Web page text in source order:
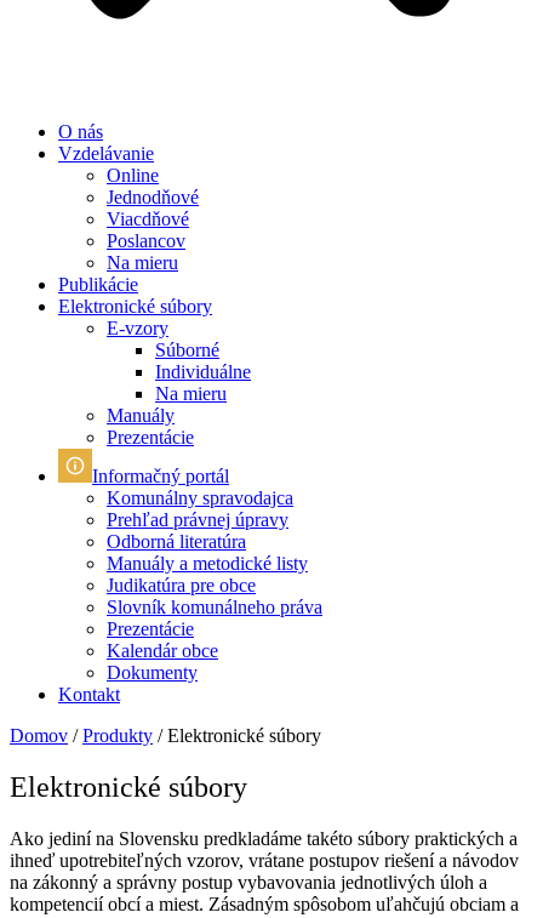
O nás
Vzdelávanie
Online
Jednodňové
Viacdňové
Poslancov
Na mieru
Publikácie
Elektronické súbory
E-vzory
Súborné
Individuálne
Na mieru
Manuály
Prezentácie
Informačný portál
Komunálny spravodajca
Prehľad právnej úpravy
Odborná literatúra
Manuály a metodické listy
Judikatúra pre obce
Slovník komunálneho práva
Prezentácie
Kalendár obce
Dokumenty
Kontakt
Domov /Produkty / Elektronické súbory
Elektronické súbory
Ako jediní na Slovensku predkladáme takéto súbory praktických a
ihneď upotrebiteľných vzorov, vrátane postupov riešení a návodov
na zákonný a správny postup vybavovania jednotlivých úloh a
kompetencií obcí a miest. Zásadným spôsobom uľahčujú obciam a